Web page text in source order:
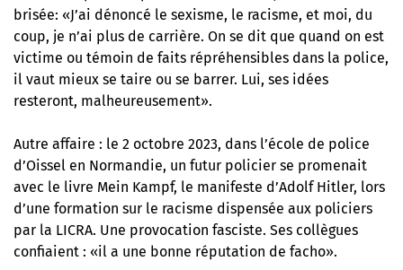
brisée: «J’ai dénoncé le sexisme, le racisme, et moi, du
coup, je n’ai plus de carrière. On se dit que quand on est
victime ou témoin de faits répréhensibles dans la police,
il vaut mieux se taire ou se barrer. Lui, ses idées
resteront, malheureusement».
Autre affaire : le 2 octobre 2023, dans l’école de police
d’Oissel en Normandie, un futur policier se promenait
avec le livre Mein Kampf, le manifeste d’Adolf Hitler, lors
d’une formation sur le racisme dispensée aux policiers
par la LICRA. Une provocation fasciste. Ses collègues
confiaient : «il a une bonne réputation de facho».